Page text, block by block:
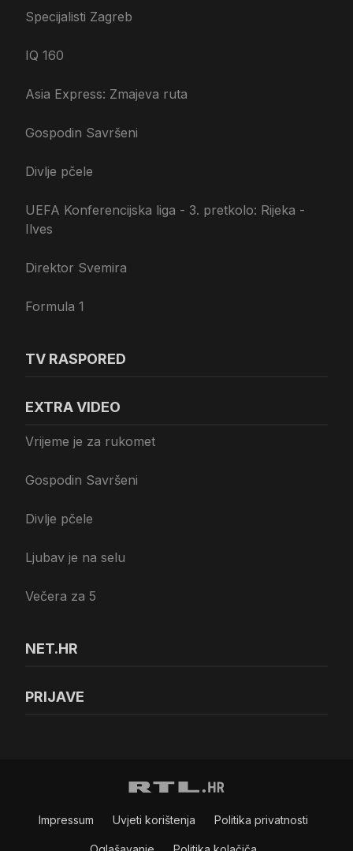
Specijalisti Zagreb
IQ 160
Asia Express: Zmajeva ruta
Gospodin Savršeni
Divlje pčele
UEFA Konferencijska liga - 3. pretkolo: Rijeka -
Ilves
Direktor Svemira
Formula 1
TV RASPORED
EXTRA VIDEO
Vrijeme je za rukomet
Gospodin Savršeni
Divlje pčele
Ljubav je na selu
Večera za 5
NET.HR
PRIJAVE
Impressum Uvjeti korištenja Politika privatnosti